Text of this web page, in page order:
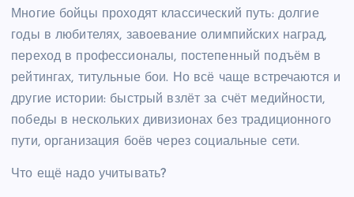
Многие бойцы проходят классический путь: долгие
годы в любителях, завоевание олимпийских наград,
переход в профессионалы, постепенный подъём в
рейтингах, титульные бои. Но всё чаще встречаются и
другие истории: быстрый взлёт за счёт медийности,
победы в нескольких дивизионах без традиционного
пути, организация боёв через социальные сети.
Что ещё надо учитывать?